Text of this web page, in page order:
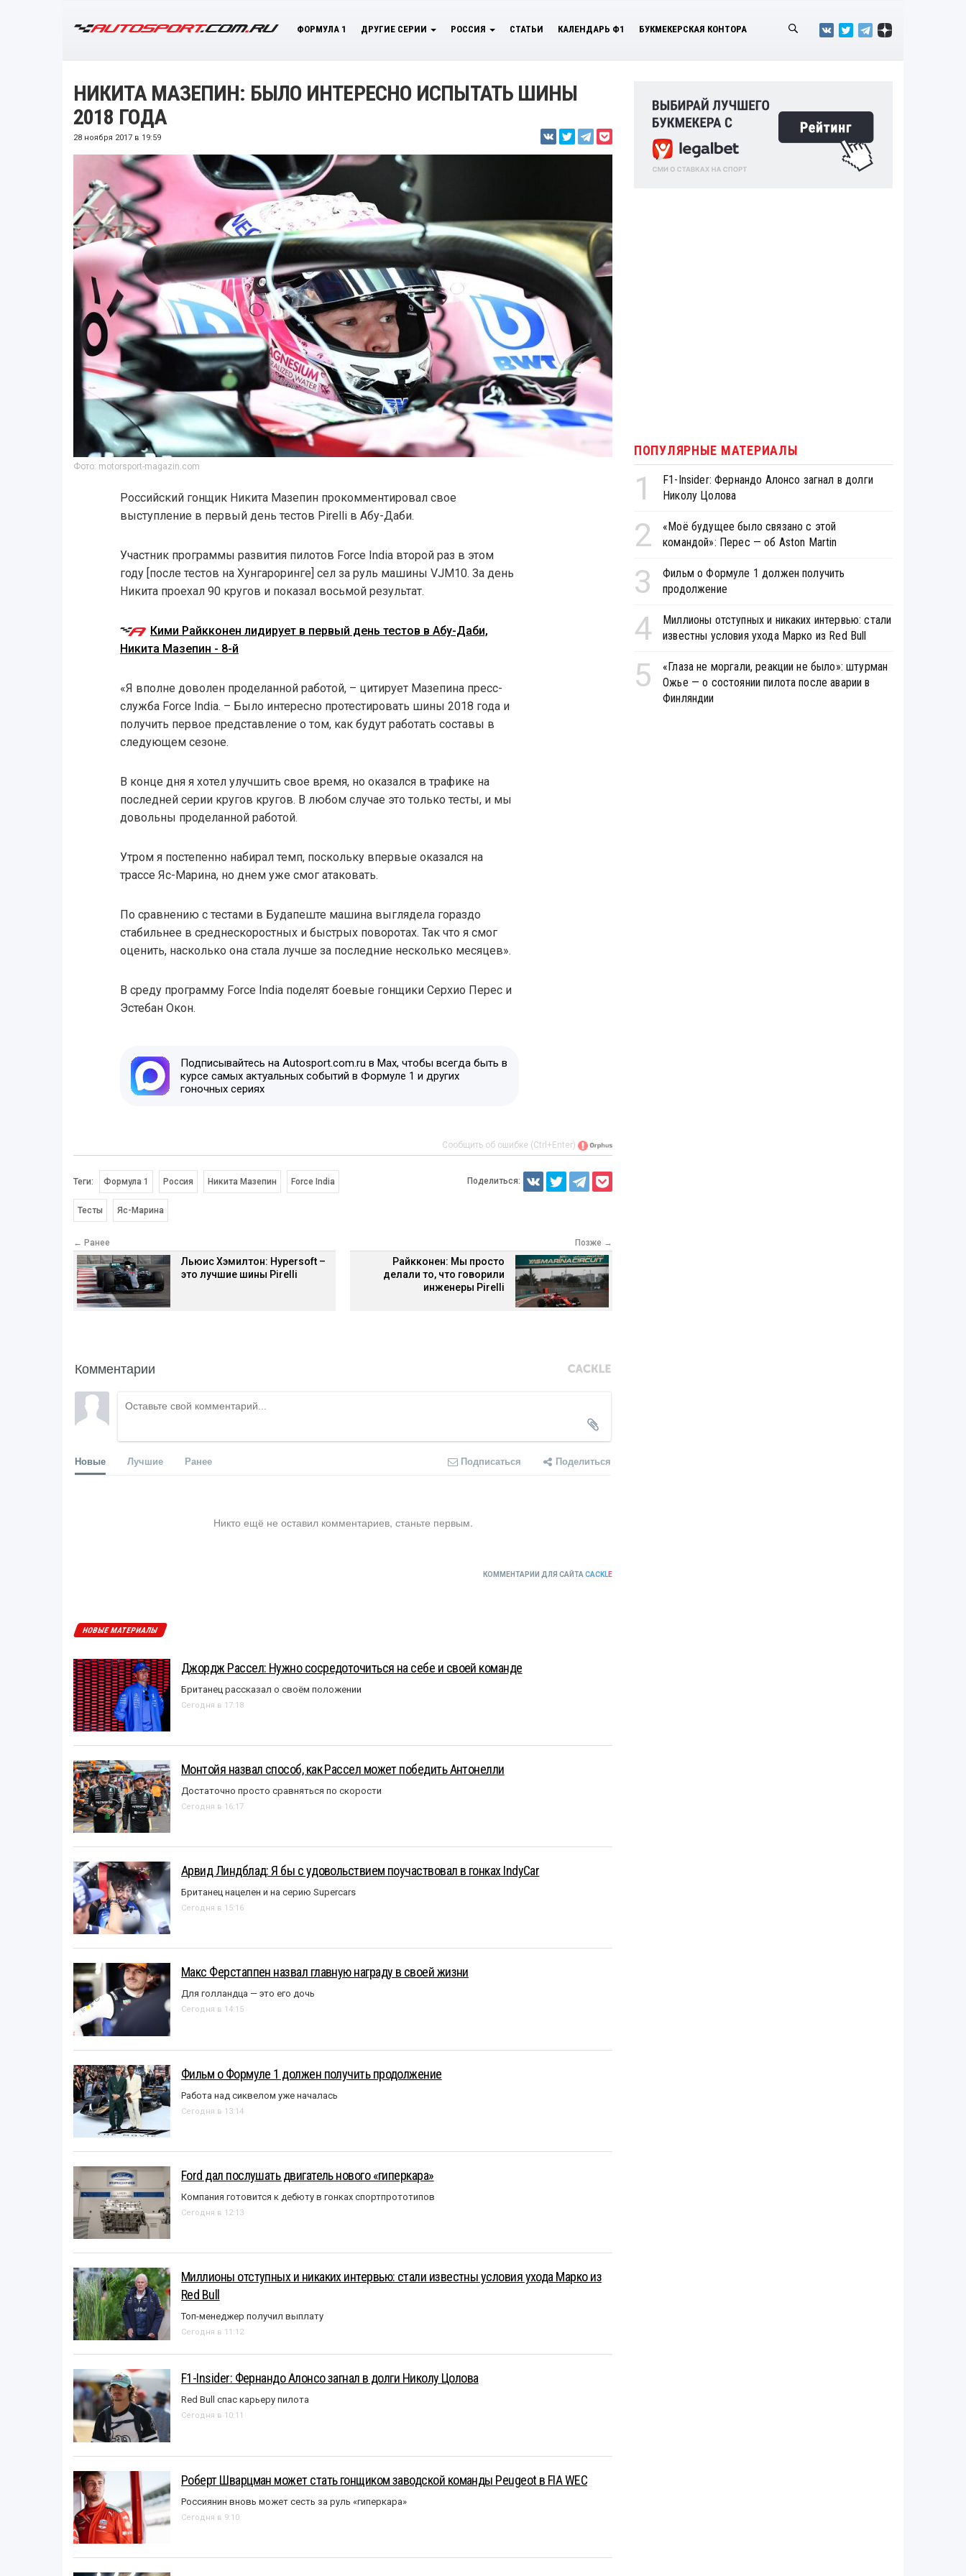
ФОРМУЛА 1 ДРУГИЕ СЕРИИ РОССИЯ СТАТЬИ КАЛЕНДАРЬ Ф1 БУКМЕКЕРСКАЯ КОНТОРА
НИКИТА МАЗЕПИН: БЫЛО ИНТЕРЕСНО ИСПЫТАТЬ ШИНЫ
2018 ГОДА
28 ноября 2017 в 19:59
Фото: motorsport-magazin.com
Российский гонщик Никита Мазепин прокомментировал свое
выступление в первый день тестов Pirelli в Абу-Даби.
Участник программы развития пилотов Force India второй раз в этом
году [после тестов на Хунгароринге] сел за руль машины VJM10. За день
Никита проехал 90 кругов и показал восьмой результат.
Кими Райкконен лидирует в первый день тестов в Абу-Даби,
Никита Мазепин - 8-й
«Я вполне доволен проделанной работой, – цитирует Мазепина пресс-
служба Force India. – Было интересно протестировать шины 2018 года и
получить первое представление о том, как будут работать составы в
следующем сезоне.
В конце дня я хотел улучшить свое время, но оказался в трафике на
последней серии кругов кругов. В любом случае это только тесты, и мы
довольны проделанной работой.
Утром я постепенно набирал темп, поскольку впервые оказался на
трассе Яс-Марина, но днем уже смог атаковать.
По сравнению с тестами в Будапеште машина выглядела гораздо
стабильнее в среднескоростных и быстрых поворотах. Так что я смог
оценить, насколько она стала лучше за последние несколько месяцев».
В среду программу Force India поделят боевые гонщики Серхио Перес и
Эстебан Окон.
Подписывайтесь на Autosport.com.ru в Max, чтобы всегда быть в
курсе самых актуальных событий в Формуле 1 и других
гоночных сериях
Сообщить об ошибке (Ctrl+Enter)
Теги: Формула 1 Россия Никита Мазепин Force India
Тесты Яс-Марина
Поделиться:
← Ранее
Льюис Хэмилтон: Hypersoft –
это лучшие шины Pirelli
Позже →
Райкконен: Мы просто
делали то, что говорили
инженеры Pirelli
Комментарии
Новые Лучшие Ранее Подписаться Поделиться
Никто ещё не оставил комментариев, станьте первым.
КОММЕНТАРИИ ДЛЯ САЙТА CACKLE
НОВЫЕ МАТЕРИАЛЫ
Джордж Рассел: Нужно сосредоточиться на себе и своей команде
Британец рассказал о своём положении
Сегодня в 17:18
Монтойя назвал способ, как Рассел может победить Антонелли
Достаточно просто сравняться по скорости
Сегодня в 16:17
Арвид Линдблад: Я бы с удовольствием поучаствовал в гонках IndyCar
Британец нацелен и на серию Supercars
Сегодня в 15:16
Макс Ферстаппен назвал главную награду в своей жизни
Для голландца — это его дочь
Сегодня в 14:15
Фильм о Формуле 1 должен получить продолжение
Работа над сиквелом уже началась
Сегодня в 13:14
Ford дал послушать двигатель нового «гиперкара»
Компания готовится к дебюту в гонках спортпрототипов
Сегодня в 12:13
Миллионы отступных и никаких интервью: стали известны условия ухода Марко из
Red Bull
Топ-менеджер получил выплату
Сегодня в 11:12
F1-Insider: Фернандо Алонсо загнал в долги Николу Цолова
Red Bull спас карьеру пилота
Сегодня в 10:11
Роберт Шварцман может стать гонщиком заводской команды Peugeot в FIA WEC
Россиянин вновь может сесть за руль «гиперкара»
Сегодня в 9:10
ПОПУЛЯРНЫЕ МАТЕРИАЛЫ
1
F1-Insider: Фернандо Алонсо загнал в долги
Николу Цолова
2
«Моё будущее было связано с этой
командой»: Перес — об Aston Martin
3
Фильм о Формуле 1 должен получить
продолжение
4
Миллионы отступных и никаких интервью: стали
известны условия ухода Марко из Red Bull
5
«Глаза не моргали, реакции не было»: штурман
Ожье — о состоянии пилота после аварии в
Финляндии